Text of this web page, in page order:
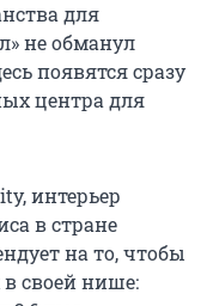
для
не обманул
появятся сразу
центра для
интерьер
в стране
на то, чтобы
своей нише: